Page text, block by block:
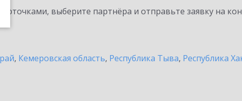
выберите партнёра и отправьте заявку на
, Кемеровская область, Республика Тыва, Республика